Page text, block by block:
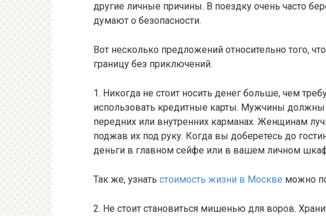
другие личные причины. В поездку очень часто
думают о безопасности.
Вот несколько предложений относительно того,
границу без приключений.
1. Никогда не стоит носить денег больше, чем
использовать кредитные карты. Мужчины
передних или внутренних карманах. Женщинам
поджав их под руку. Когда вы доберетесь до
деньги в главном сейфе или в вашем личном
Так же, узнать стоимость жизни в Москве можно
2. Не стоит становиться мишенью для воров.